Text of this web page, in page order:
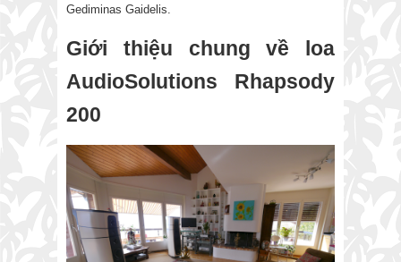
Gediminas Gaidelis.
Giới thiệu chung về loa
AudioSolutions Rhapsody
200